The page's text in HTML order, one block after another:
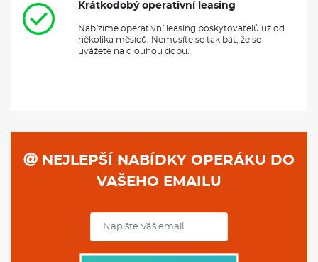
Krátkodobý operativní leasing
Nabízíme operativní leasing poskytovatelů už od
několika měsíců. Nemusíte se tak bát, že se
uvážete na dlouhou dobu.
NEJLEPŠÍ NABÍDKY OPERÁKU DO
VAŠEHO EMAILU